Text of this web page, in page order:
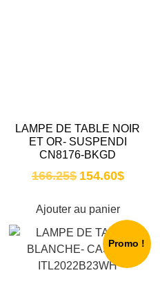
LAMPE DE TABLE NOIR
ET OR- SUSPENDI
CN8176-BKGD
166.25$ 154.60$
Ajouter au panier
Promo !